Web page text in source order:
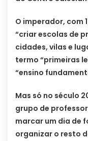
O imperador, com
“criar escolas de
cidades, vilas e
termo “primeiras
“ensino
Mas só no século
grupo de
marcar um dia de
organizar o resto